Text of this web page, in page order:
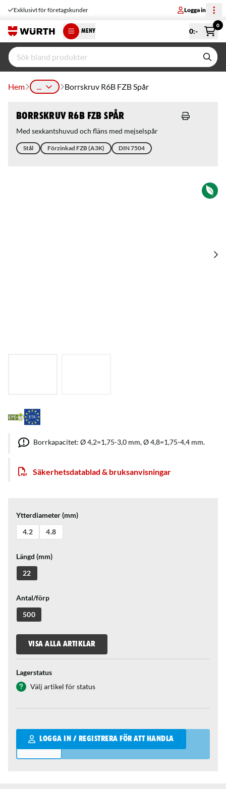
Exklusivt för företagskunder Logga in
MENY 0:-
0
Hem ... Borrskruv R6B FZB Spår
Borrskruv R6B FZB Spår
Med sexkantshuvud och fläns med mejselspår
Stål Förzinkad FZB (A3K) DIN 7504
Borrkapacitet: Ø 4,2=1,75-3,0 mm, Ø 4,8=1,75-4,4 mm.
Säkerhetsdatablad & bruksanvisningar
Ytterdiameter (mm)
4.2
4.8
Längd (mm)
22
Antal/förp
500
VISA ALLA ARTIKLAR
Lagerstatus
Välj artikel för status
LOGGA IN / REGISTRERA FÖR ATT HANDLA
Qantity